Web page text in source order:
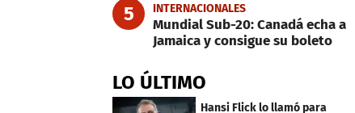
5 INTERNACIONALES
Mundial Sub-20: Canadá echa a
Jamaica y consigue su boleto
LO ÚLTIMO
Hansi Flick lo llamó para